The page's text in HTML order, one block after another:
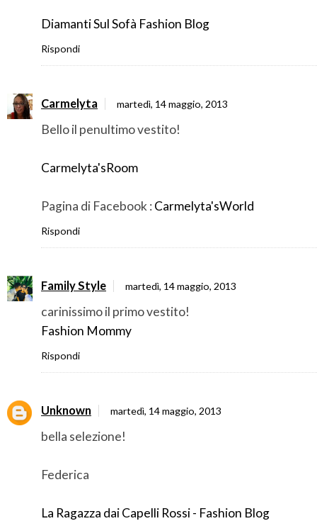
Diamanti Sul Sofà Fashion Blog
Rispondi
Carmelyta martedì, 14 maggio, 2013
Bello il penultimo vestito!
Carmelyta'sRoom
Pagina di Facebook :Carmelyta'sWorld
Rispondi
Family Style martedì, 14 maggio, 2013
carinissimo il primo vestito!
Fashion Mommy
Rispondi
Unknown martedì, 14 maggio, 2013
bella selezione!
Federica
La Ragazza dai Capelli Rossi - Fashion Blog